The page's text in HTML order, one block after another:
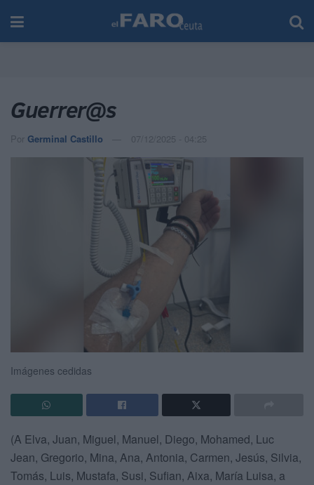
Guerrer@s
Por Germinal Castillo 07/12/2025 - 04:25
Imágenes cedidas
(A Elva, Juan, Miguel, Manuel, Diego, Mohamed, Luc
Jean, Gregorio, Mina, Ana, Antonia, Carmen, Jesús, Silvia,
Tomás, Luis, Mustafa, Susi, Sufian, Aixa, María Luisa, a